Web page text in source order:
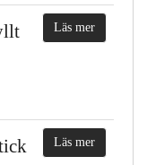
Läs mer
Läs mer